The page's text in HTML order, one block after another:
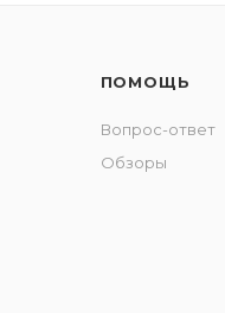
ПОМОЩЬ
Вопрос-ответ
Обзоры